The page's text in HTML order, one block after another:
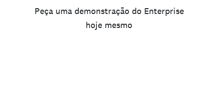
Peça uma demonstração do Enterprise
hoje mesmo